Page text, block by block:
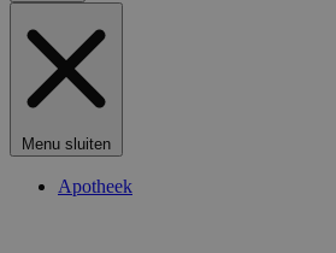
Menu sluiten
Apotheek